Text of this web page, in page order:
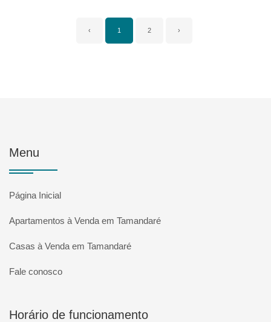
‹ 1 2 ›
Menu
Página Inicial
Apartamentos à Venda em Tamandaré
Casas à Venda em Tamandaré
Fale conosco
Horário de funcionamento